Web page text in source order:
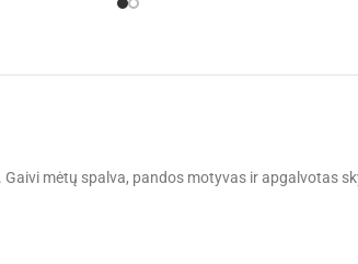
mėtų spalva, pandos motyvas ir apgalvotas